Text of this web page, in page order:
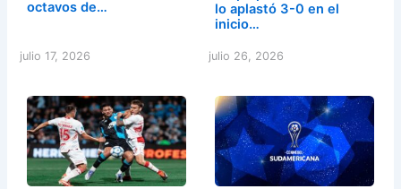
octavos de…
julio 17, 2026
lo aplastó 3-0 en el
inicio…
julio 26, 2026